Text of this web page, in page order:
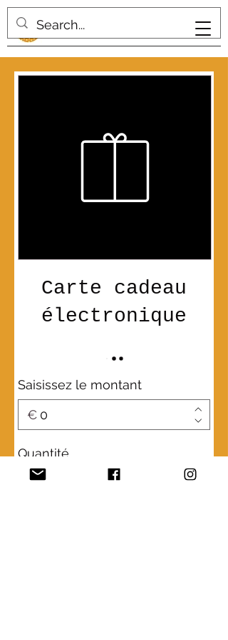
Carte cadeau
électronique
Saisissez le montant
€
Quantité